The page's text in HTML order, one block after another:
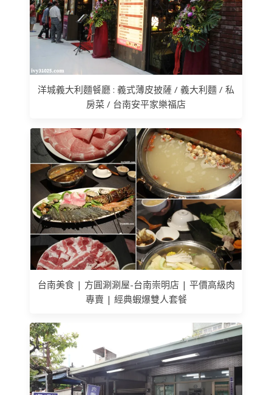
洋城義大利麵餐廳 : 義式薄皮披薩 / 義大利麵 / 私
房菜 / 台南安平家樂福店
台南美食 | 方圓涮涮屋-台南崇明店 | 平價高級肉
專賣 | 經典蝦爆雙人套餐